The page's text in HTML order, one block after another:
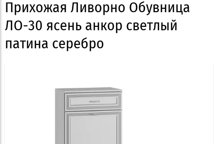
Прихожая Ливорно Обувница
ЛО-30 ясень анкор светлый
патина серебро